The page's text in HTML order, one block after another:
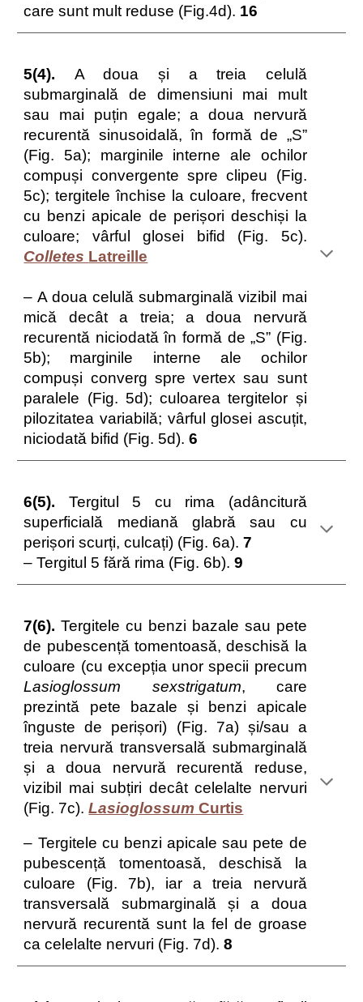
care sunt mult reduse (Fig.4d). 16
5(4). A doua și a treia celulă
submarginală de dimensiuni mai mult
sau mai puțin egale; a doua nervură
recurentă sinusoidală, în formă de „S”
(Fig. 5a); marginile interne ale ochilor
compuși convergente spre clipeu (Fig.
5c); tergitele închise la culoare, frecvent
cu benzi apicale de perișori deschiși la
culoare; vârful glosei bifid (Fig. 5c).
Colletes Latreille
– A doua celulă submarginală vizibil mai
mică decât a treia; a doua nervură
recurentă niciodată în formă de „S” (Fig.
5b); marginile interne ale ochilor
compuși converg spre vertex sau sunt
paralele (Fig. 5d); culoarea tergitelor și
pilozitatea variabilă; vârful glosei ascuțit,
niciodată bifid (Fig. 5d).6
6(5). Tergitul 5 cu rima (adâncitură
superficială mediană glabră sau cu
perișori scurți, culcați) (Fig. 6a).7
– Tergitul 5 fără rima (Fig. 6b).9
7(6). Tergitele cu benzi bazale sau pete
de pubescență tomentoasă, deschisă la
culoare (cu excepția unor specii precum
Lasioglossum sexstrigatum, care
prezintă pete bazale și benzi apicale
înguste de perișori) (Fig. 7a) și/sau a
treia nervură transversală submarginală
și a doua nervură recurentă reduse,
vizibil mai subțiri decât celelalte nervuri
(Fig. 7c).Lasioglossum Curtis
– Tergitele cu benzi apicale sau pete de
pubescență tomentoasă, deschisă la
culoare (Fig. 7b), iar a treia nervură
transversală submarginală și a doua
nervură recurentă sunt la fel de groase
ca celelalte nervuri (Fig. 7d).8